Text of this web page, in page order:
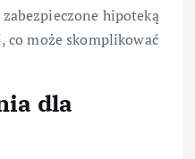
hipoteką
może skomplikować
dla